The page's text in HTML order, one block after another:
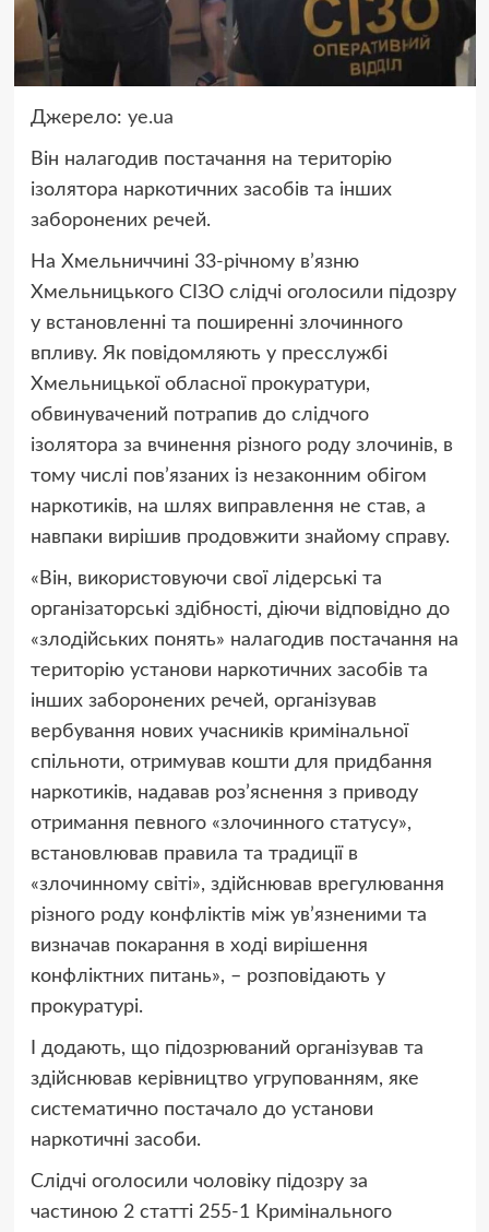
Джерело: ye.ua
Він налагодив постачання на територію
ізолятора наркотичних засобів та інших
заборонених речей.
На Хмельниччині 33-річному в’язню
Хмельницького СІЗО слідчі оголосили підозру
у встановленні та поширенні злочинного
впливу. Як повідомляють у пресслужбі
Хмельницької обласної прокуратури,
обвинувачений потрапив до слідчого
ізолятора за вчинення різного роду злочинів, в
тому числі пов’язаних із незаконним обігом
наркотиків, на шлях виправлення не став, а
навпаки вирішив продовжити знайому справу.
«Він, використовуючи свої лідерські та
організаторські здібності, діючи відповідно до
«злодійських понять» налагодив постачання на
територію установи наркотичних засобів та
інших заборонених речей, організував
вербування нових учасників кримінальної
спільноти, отримував кошти для придбання
наркотиків, надавав роз’яснення з приводу
отримання певного «злочинного статусу»,
встановлював правила та традиції в
«злочинному світі», здійснював врегулювання
різного роду конфліктів між ув’язненими та
визначав покарання в ході вирішення
конфліктних питань», – розповідають у
прокуратурі.
І додають, що підозрюваний організував та
здійснював керівництво угрупованням, яке
систематично постачало до установи
наркотичні засоби.
Слідчі оголосили чоловіку підозру за
частиною 2 статті 255-1 Кримінального